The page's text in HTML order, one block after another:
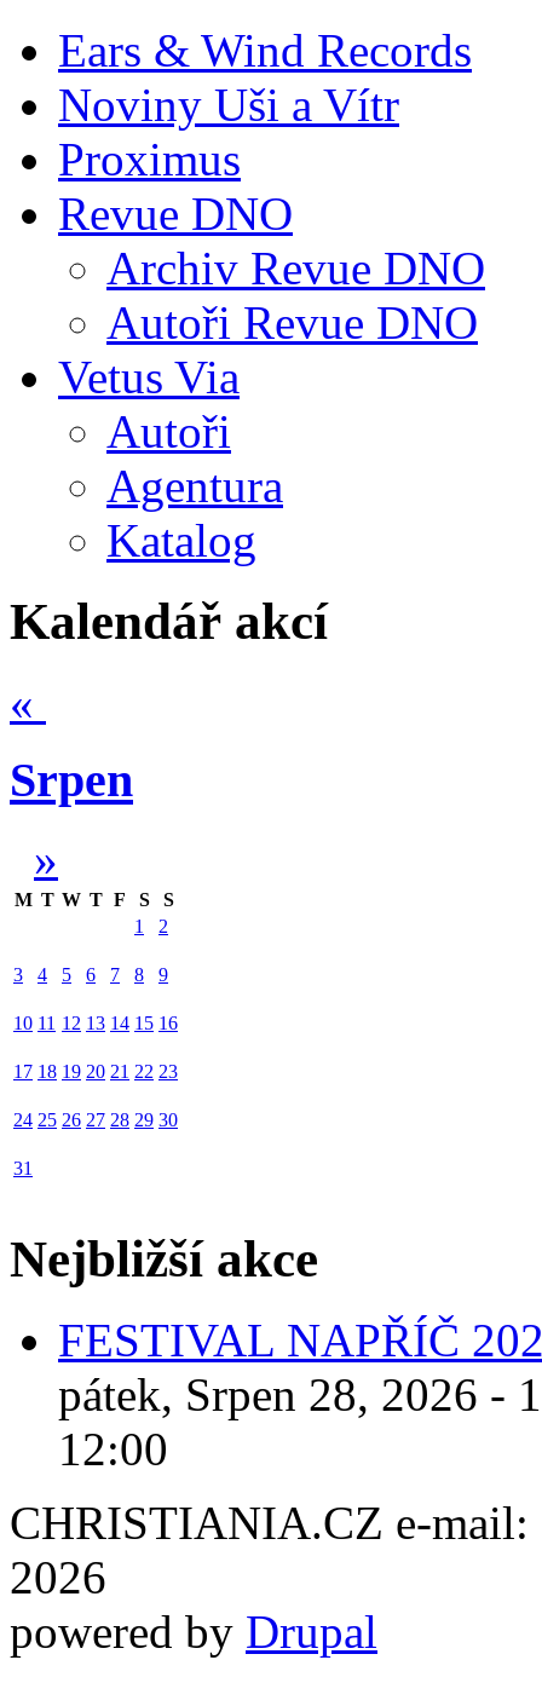
Ears & Wind Records
Noviny Uši a Vítr
Proximus
Revue DNO
Archiv Revue DNO
Autoři Revue DNO
Vetus Via
Autoři
Agentura
Katalog
Kalendář akcí
«
Srpen
»
M T W T F S
S
1
2
3 4 5 6 7 8 9
10 11 12 13 14 15 16
17 18 19 20 21 22 23
24 25 26 27 28 29 30
31
Nejbližší akce
FESTIVAL NAPŘÍČ
pátek, Srpen 28, 2026 -
12:00
CHRISTIANIA.CZ e-mail:
2026
powered by Drupal